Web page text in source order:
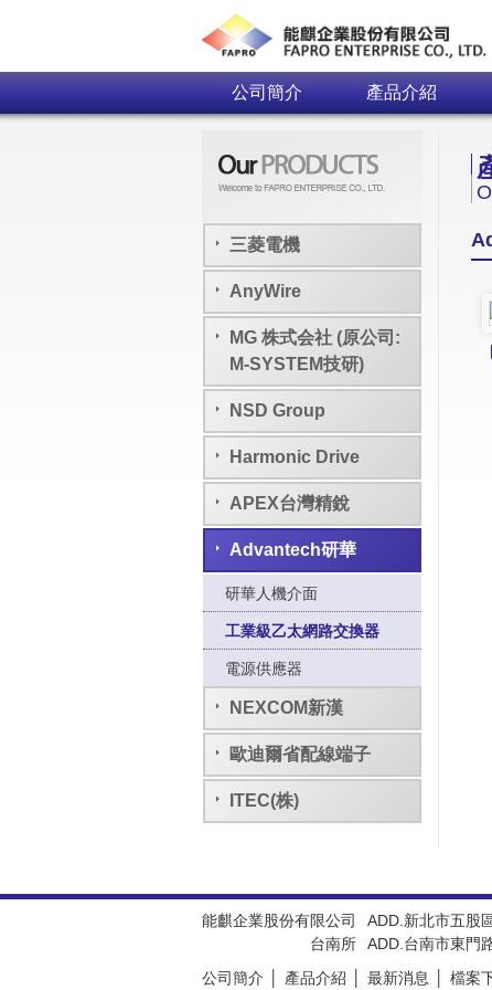
公司簡介 產品介紹
三菱電機
AnyWire
MG 株式会社 (原公司:
M-SYSTEM技研)
NSD Group
Harmonic Drive
APEX台灣精銳
Advantech研華
研華人機介面
工業級乙太網路交換器
電源供應器
NEXCOM新漢
歐迪爾省配線端子
ITEC(株)
能麒企業股份有限公司 ADD.新北市五股
台南所
ADD.台南市東門
公司簡介
產品介紹 最新消息 檔案